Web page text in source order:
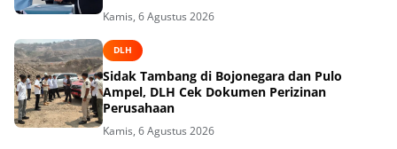
Kamis, 6 Agustus 2026
DLH
Sidak Tambang di Bojonegara dan Pulo
Ampel, DLH Cek Dokumen Perizinan
Perusahaan
Kamis, 6 Agustus 2026